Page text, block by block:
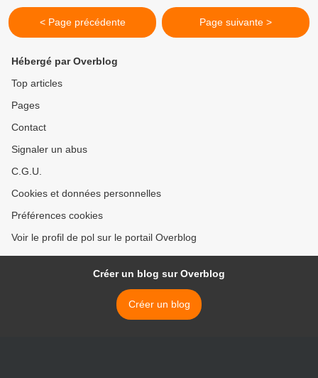
< Page précédente Page suivante >
Hébergé par Overblog
Top articles
Pages
Contact
Signaler un abus
C.G.U.
Cookies et données personnelles
Préférences cookies
Voir le profil de pol sur le portail Overblog
Créer un blog sur Overblog
Créer un blog